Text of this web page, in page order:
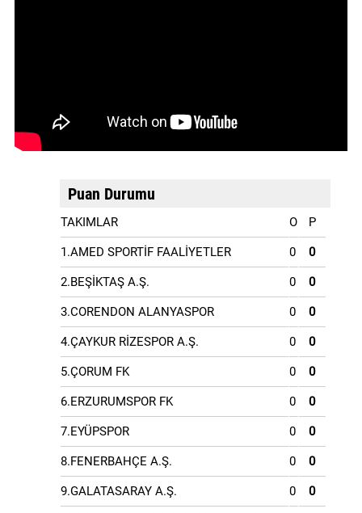
Puan Durumu
TAKIMLAR O P
1.AMED SPORTİF FAALİYETLER 0 0
2.BEŞİKTAŞ A.Ş. 0 0
3.CORENDON ALANYASPOR 0 0
4.ÇAYKUR RİZESPOR A.Ş. 0 0
5.ÇORUM FK 0 0
6.ERZURUMSPOR FK 0 0
7.EYÜPSPOR 0 0
8.FENERBAHÇE A.Ş. 0 0
9.GALATASARAY A.Ş. 0 0